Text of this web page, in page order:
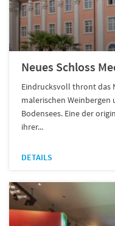
Neues Schloss
Eindrucksvoll thront das
malerischen
Bodensees. Eine der
ihrer...
DETAILS